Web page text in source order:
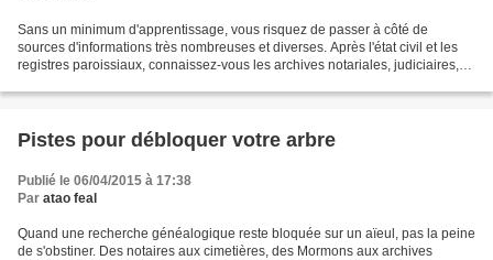
Sans un minimum d'apprentissage, vous risquez de passer à côté de
sources d'informations très nombreuses et diverses. Après l'état civil et les
registres paroissiaux, connaissez-vous les archives notariales, judiciaires,
Pistes pour débloquer votre arbre
Publié le 06/04/2015 à 17:38
Par atao feal
Quand une recherche généalogique reste bloquée sur un aïeul, pas la peine
de s'obstiner. Des notaires aux cimetières, des Mormons aux archives